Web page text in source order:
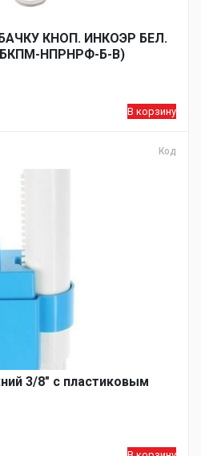
КНОП. ИНКОЭР БЕЛ.
НПРНРФ-Б-В)
В корзину
Код
3/8″ с пластиковым